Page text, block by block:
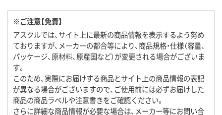
※ご注意【免責】
アスクルでは、サイト上に最新の商品情報を表示するよう努め
ておりますが、メーカーの都合等により、商品規格・仕様（容量、
パッケージ、原材料、原産国など）が変更される場合がございま
す。
このため、実際にお届けする商品とサイト上の商品情報の表記
が異なる場合がございますので、ご使用前には必ずお届けした
商品の商品ラベルや注意書きをご確認ください。
さらに詳細な商品情報が必要な場合は、メーカー等にお問い合